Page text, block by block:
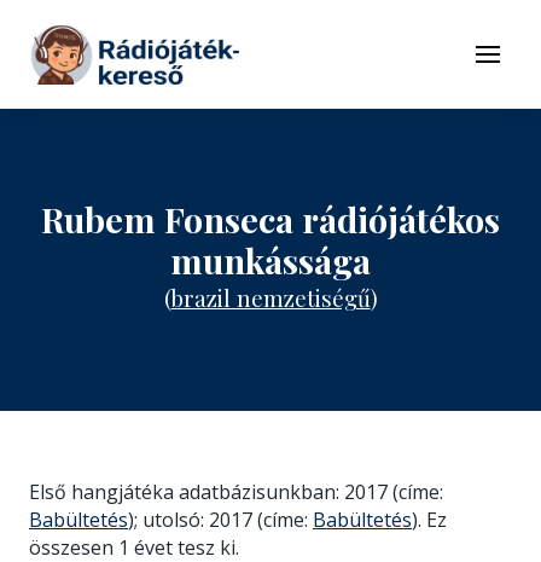
Tovább a tartalomhoz
Menü
Rubem Fonseca rádiójátékos
munkássága
(brazil nemzetiségű)
Első hangjátéka adatbázisunkban: 2017 (címe:
Babültetés); utolsó: 2017 (címe: Babültetés). Ez
összesen 1 évet tesz ki.